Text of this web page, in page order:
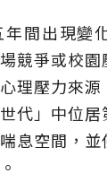
間出現變
競爭或校
理壓力來
代」中位
息空間，